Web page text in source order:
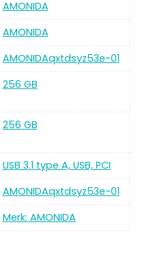
AMONIDA
AMONIDA
AMONIDAqxtdsyz53e-01
256 GB
256 GB
USB 3.1 type A, USB, PCI
AMONIDAqxtdsyz53e-01
Merk: AMONIDA